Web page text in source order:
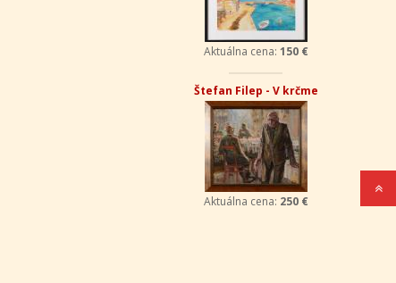
Aktuálna cena: 150 €
Štefan Filep - V krčme
Aktuálna cena: 250 €